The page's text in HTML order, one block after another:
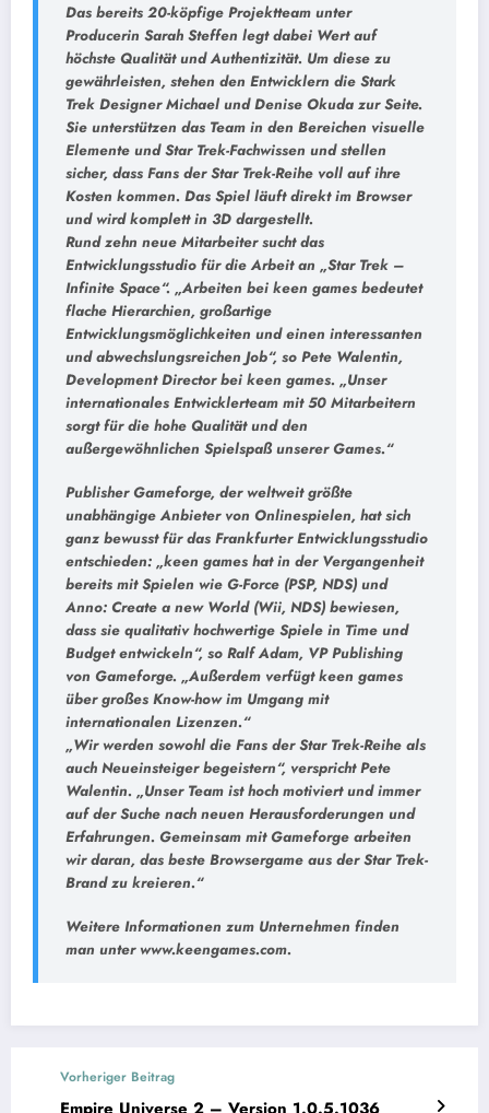
Das bereits 20-köpfige Projektteam unter
Producerin Sarah Steffen legt dabei Wert auf
höchste Qualität und Authentizität. Um diese zu
gewährleisten, stehen den Entwicklern die Stark
Trek Designer Michael und Denise Okuda zur Seite.
Sie unterstützen das Team in den Bereichen visuelle
Elemente und Star Trek-Fachwissen und stellen
sicher, dass Fans der Star Trek-Reihe voll auf ihre
Kosten kommen. Das Spiel läuft direkt im Browser
und wird komplett in 3D dargestellt.
Rund zehn neue Mitarbeiter sucht das
Entwicklungsstudio für die Arbeit an „Star Trek –
Infinite Space“. „Arbeiten bei keen games bedeutet
flache Hierarchien, großartige
Entwicklungsmöglichkeiten und einen interessanten
und abwechslungsreichen Job“, so Pete Walentin,
Development Director bei keen games. „Unser
internationales Entwicklerteam mit 50 Mitarbeitern
sorgt für die hohe Qualität und den
außergewöhnlichen Spielspaß unserer Games.“
Publisher Gameforge, der weltweit größte
unabhängige Anbieter von Onlinespielen, hat sich
ganz bewusst für das Frankfurter Entwicklungsstudio
entschieden: „keen games hat in der Vergangenheit
bereits mit Spielen wie G-Force (PSP, NDS) und
Anno: Create a new World (Wii, NDS) bewiesen,
dass sie qualitativ hochwertige Spiele in Time und
Budget entwickeln“, so Ralf Adam, VP Publishing
von Gameforge. „Außerdem verfügt keen games
über großes Know-how im Umgang mit
internationalen Lizenzen.“
„Wir werden sowohl die Fans der Star Trek-Reihe als
auch Neueinsteiger begeistern“, verspricht Pete
Walentin. „Unser Team ist hoch motiviert und immer
auf der Suche nach neuen Herausforderungen und
Erfahrungen. Gemeinsam mit Gameforge arbeiten
wir daran, das beste Browsergame aus der Star Trek-
Brand zu kreieren.“
Weitere Informationen zum Unternehmen finden
man unter www.keengames.com.
Vorheriger Beitrag